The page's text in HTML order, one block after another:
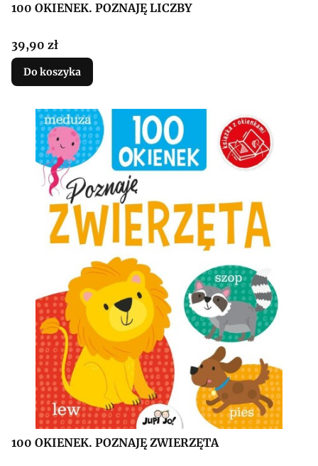
100 OKIENEK. POZNAJĘ LICZBY
Cena
39,90 zł
Do koszyka
100 OKIENEK. POZNAJĘ ZWIERZĘTA